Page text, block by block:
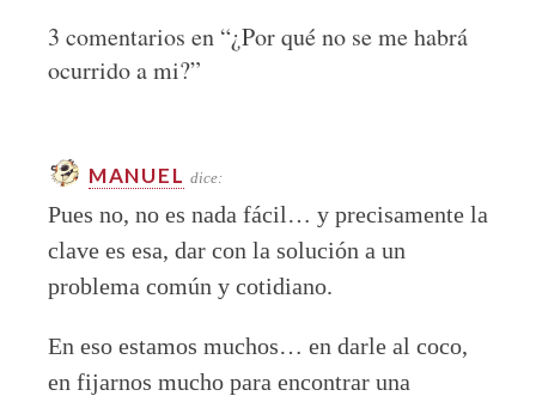
3 comentarios en “¿Por qué no se me habrá
ocurrido a mi?”
MANUEL dice:
Pues no, no es nada fácil… y precisamente la
clave es esa, dar con la solución a un
problema común y cotidiano.
En eso estamos muchos… en darle al coco,
en fijarnos mucho para encontrar una